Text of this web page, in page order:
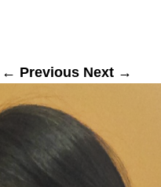
← Previous Next →